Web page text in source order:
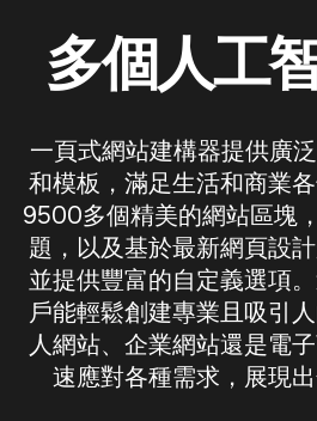
多個人工
一頁式網站建構器提供廣
和模板，滿足生活和商業
9500多個精美的網站區塊
題，以及基於最新網頁設
並提供豐富的自定義選項
戶能輕鬆創建專業且吸引
人網站、企業網站還是電
速應對各種需求，展現出